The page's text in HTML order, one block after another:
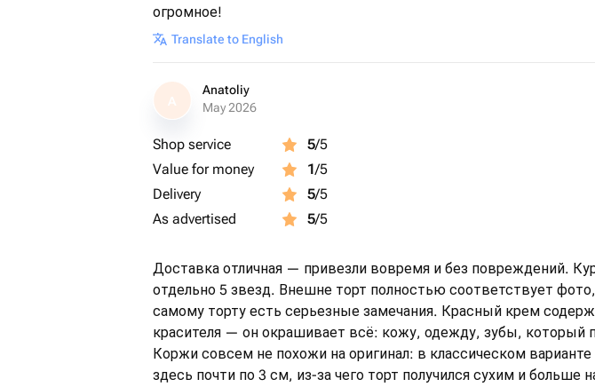
огромное!
Translate to English
A
Anatoliy
May 2026
Shop service 5/5
Value for money
1/5
Delivery
5/5
As advertised
5/5
Доставка отличная — привезли вовремя и без повреждений.
отдельно 5 звезд. Внешне торт полностью соответствует
самому торту есть серьезные замечания. Красный крем
красителя — он окрашивает всё: кожу, одежду, зубы, который
Коржи совсем не похожи на оригинал: в классическом
здесь почти по 3 см, из-за чего торт получился сухим и больше